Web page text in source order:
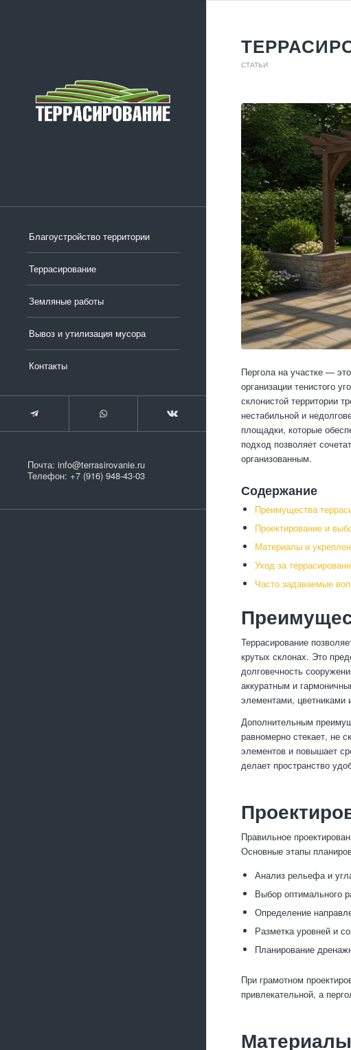
Благоустройство территории
Террасирование
Земляные работы
Вывоз и утилизация мусора
Контакты
Почта: info@terrasirovanie.ru
Телефон: +7 (916) 948-43-03
СТАТЬИ
Пергола на участке —
организации тенистого
склонистой территории
нестабильной и
площадки, которые
подход позволяет
организованным.
Содержание
Преимущества
Проектирование и
Материалы и
Уход за
Часто задаваемые
Террасирование
крутых склонах. Это
долговечность
аккуратным и
элементами,
Дополнительным
равномерно стекает, не
элементов и повышает
делает пространство
Правильное
Основные этапы
Анализ рельефа и
Выбор оптимального
Определение
Разметка уровней и
Планирование
При грамотном
привлекательной, а